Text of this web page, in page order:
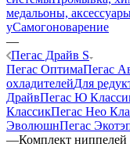
медальоны,
уСамогоноварение
—
Пегас Драйв S
Пегас ОптимаПегас
охладителейДля
ДрайвПегас Ю
КлассикПегас Нео
ЭволюшнПегас
—Комплект